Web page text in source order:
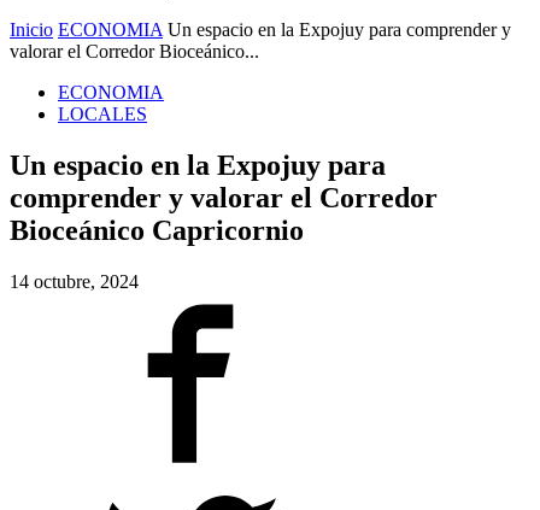
Inicio ECONOMIA Un espacio en la Expojuy para comprender y
valorar el Corredor Bioceánico...
ECONOMIA
LOCALES
Un espacio en la Expojuy para
comprender y valorar el Corredor
Bioceánico Capricornio
14 octubre, 2024